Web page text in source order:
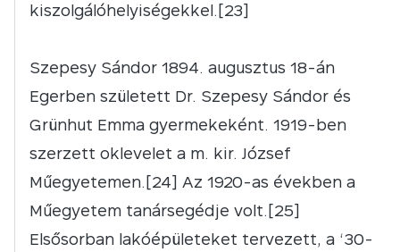
kiszolgálóhelyiségekkel.[23]
Szepesy Sándor 1894. augusztus 18-án
Egerben született Dr. Szepesy Sándor és
Grünhut Emma gyermekeként. 1919-ben
szerzett oklevelet a m. kir. József
Műegyetemen.[24] Az 1920-as években a
Műegyetem tanársegédje volt.[25]
Elsősorban lakóépületeket tervezett, a ‘30-